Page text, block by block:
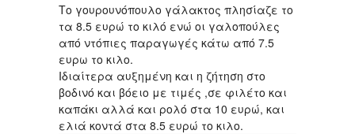
Το γουρουνόπουλο γάλακτος πλησίαζε το
τα 8.5 ευρώ το κιλό ενώ οι γαλοπούλες
από ντόπιες παραγωγές κάτω από 7.5
ευρω το κιλο.
Ιδιαίτερα αυξημένη και η ζήτηση στο
βοδινό και βόειο με τιμές ,σε φιλέτο και
καπάκι αλλά και ρολό στα 10 ευρώ, και
ελιά κοντά στα 8.5 ευρώ το κιλο.